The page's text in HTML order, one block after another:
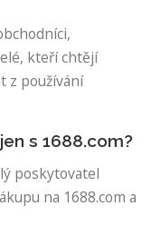
kteří chtějí
z používání
s 1688.com?
poskytovatel
na 1688.com a